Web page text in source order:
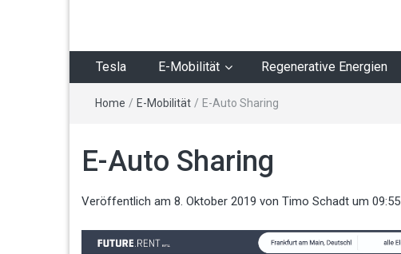
Regenerative Energien
Tesla E-Mobilität Regenerative Energien
Home / E-Mobilität / E-Auto Sharing
E-Auto Sharing
Veröffentlich am 8. Oktober 2019 von Timo Schadt um 09:55